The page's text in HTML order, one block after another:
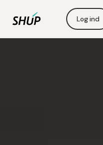
Log ind